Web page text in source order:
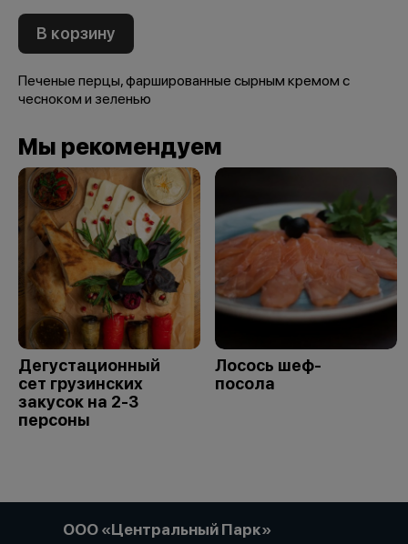
В корзину
Печеные перцы, фаршированные сырным кремом с
чесноком и зеленью
Мы рекомендуем
Дегустационный
сет грузинских
закусок на 2-3
персоны
Лосось шеф-
посола
ООО «Центральный Парк»